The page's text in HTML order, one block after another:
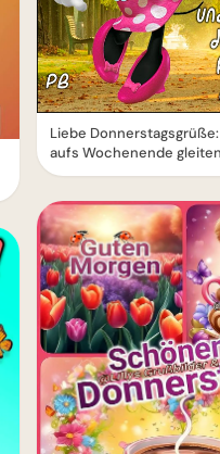
Liebe
aufs Wochenende gleiten